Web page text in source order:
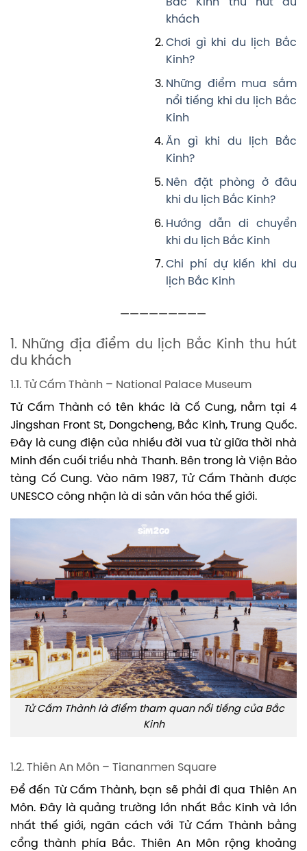
khách
Chơi gì khi du lịch Bắc
Kinh?
Những điểm mua sắm
nổi tiếng khi du lịch Bắc
Kinh
Ăn gì khi du lịch Bắc
Kinh?
Nên đặt phòng ở đâu
khi du lịch Bắc Kinh?
Hướng dẫn di chuyển
khi du lịch Bắc Kinh
Chi phí dự kiến khi du
lịch Bắc Kinh
—————————
1. Những địa điểm du lịch Bắc Kinh thu hút
du khách
1.1. Tử Cấm Thành – National Palace Museum
Tử Cấm Thành có tên khác là Cố Cung, nằm tại 4
Jingshan Front St, Dongcheng, Bắc Kinh, Trung Quốc.
Đây là cung điện của nhiều đời vua từ giữa thời nhà
Minh đến cuối triều nhà Thanh. Bên trong là Viện Bảo
tàng Cố Cung. Vào năm 1987, Tử Cấm Thành được
UNESCO công nhận là di sản văn hóa thế giới.
Tử Cấm Thành là điểm tham quan nổi tiếng của Bắc
Kinh
1.2. Thiên An Môn – Tiananmen Square
Để đến Từ Cấm Thành, bạn sẽ phải đi qua Thiên An
Môn. Đây là quảng trường lớn nhất Bắc Kinh và lớn
nhất thế giới, ngăn cách với Tử Cấm Thành bằng
cổng thành phía Bắc. Thiên An Môn rộng khoảng